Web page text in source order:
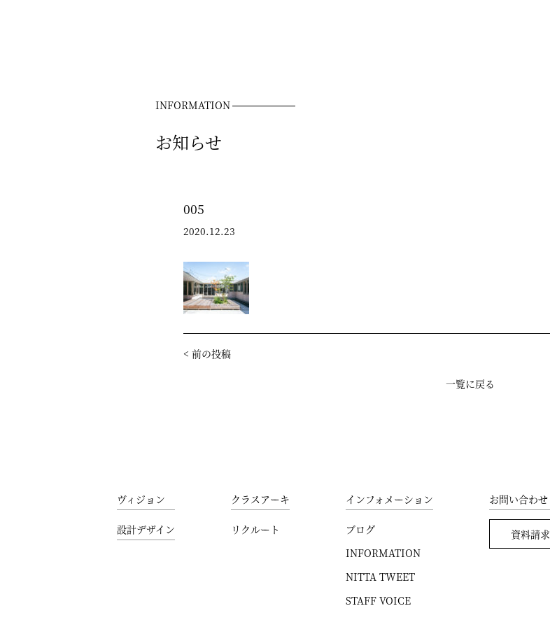
INFORMATION
お知らせ
005
2020.12.23
< 前の投稿
一覧に戻る
ヴィジョン
設計デザイン
クラスアーキ
リクルート
インフォメーション
ブログ
INFORMATION
NITTA TWEET
STAFF VOICE
お問い合わせ
資料請求